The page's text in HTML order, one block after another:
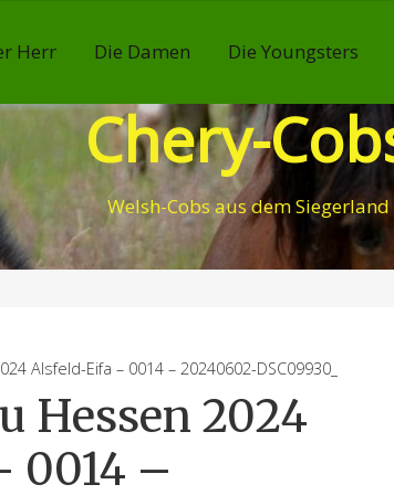
Herr Die Damen Die Youngsters
Chery-
Welsh-Cobs aus dem Siegerland
Alsfeld-Eifa – 0014 – 20240602-DSC09930_
Hessen 2024
0014 –